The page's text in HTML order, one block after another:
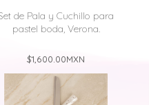
de Pala y Cuchillo para
pastel boda, Verona.
$1,600.00MXN